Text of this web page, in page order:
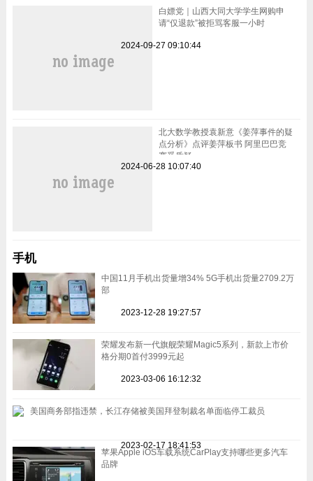
白嫖党｜山西大同大学学生网购申
请“仅退款”被拒骂客服一小时
2024-09-27 09:10:44
北大数学教授袁新意《姜萍事件的疑
点分析》点评姜萍板书 阿里巴巴竞
赛受质疑
2024-06-28 10:07:40
手机
中国11月手机出货量增34% 5G手机出货量2709.2万
部
2023-12-28 19:27:57
荣耀发布新一代旗舰荣耀Magic5系列，新款上市价
格分期0首付3999元起
2023-03-06 16:12:32
美国商务部指违禁，长江存储被美国拜登制裁名单面临停工裁员
2023-02-17 18:41:53
苹果Apple iOS车载系统CarPlay支持哪些更多汽车
品牌